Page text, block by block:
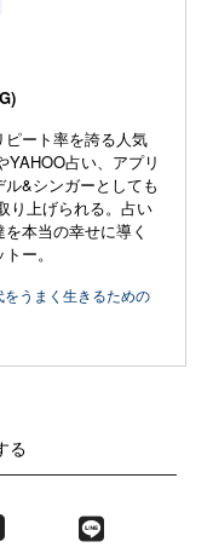
ート率を誇る人気
YAHOO占い、アプリ
&シンガーとしても
り上げられる。占い
本当の幸せに導く
ー。
うまく生きるための
る